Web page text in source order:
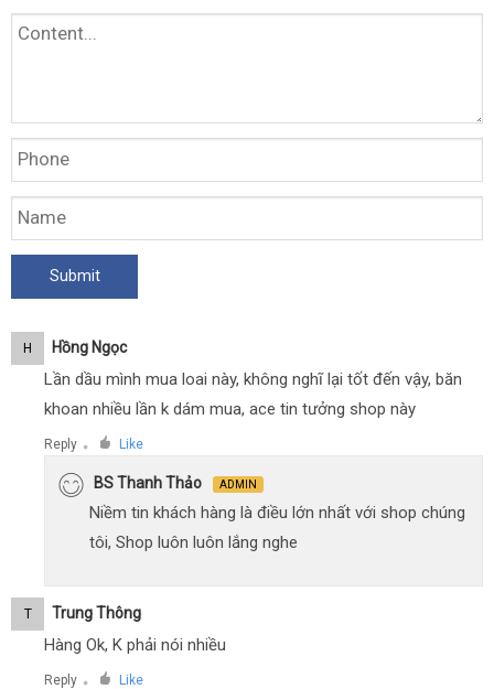
H Hồng Ngọc
Lần dầu mình mua loai này, không nghĩ lại tốt đến vậy, băn
khoan nhiều lần k dám mua, ace tin tưởng shop này
Reply ● Like
BS Thanh Thảo ADMIN
Niềm tin khách hàng là điều lớn nhất với shop chúng
tôi, Shop luôn luôn lắng nghe
T Trung Thông
Hàng Ok, K phải nói nhiều
Reply ● Like